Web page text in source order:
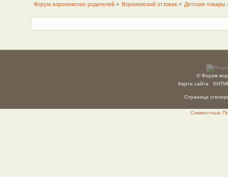
Форум воронежских родителей» Воронежский отзовик » Детские товары
© Форум
Карта сайта
Страница
Совместные